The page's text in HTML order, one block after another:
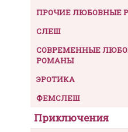
ПРОЧИЕ ЛЮБОВНЫЕ
СЛЕШ
СОВРЕМЕННЫЕ
РОМАНЫ
ЭРОТИКА
ФЕМСЛЕШ
Приключения